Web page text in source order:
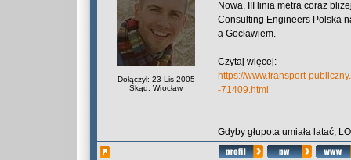
Dołączył: 23 Lis 2005
Skąd: Wrocław
Nowa, III linia metra coraz
Consulting Engineers Polska
a Gocławiem.
Czytaj więcej:
https://www.transport-
-71409.html
Gdyby głupota umiała latać,